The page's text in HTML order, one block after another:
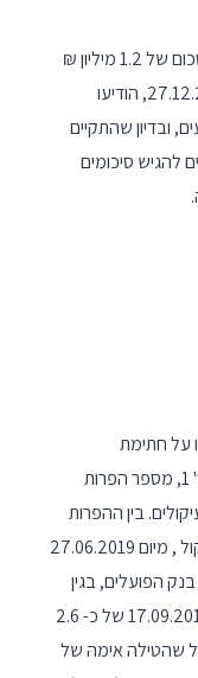
ביום 01.08.2021 הודיעו התובעים, כי סכום של 1.2 מיליון ₪
הועבר לקופת בית המשפט, ביום 27.12.2021, הודיעו
ובדיון שהתקיים
הצדדים להגיש סיכומים
על חתימת
הסכם-המכר, הפרה אותו הנתבעת מס' 1, מספר הפרות
בין ההפרות
המפורטות במסגרת הסיכומים: צו-העיקול , מיום 27.06.2019
הנתבעת מס' 1 לטובת בנק הפועלים, בגין
חוב של כ-290,000 ₪; העיקול מיום 17.09.2019 של כ- 2.6
הנתבעת מס' 2; העיקול שהטילה אימהּ של